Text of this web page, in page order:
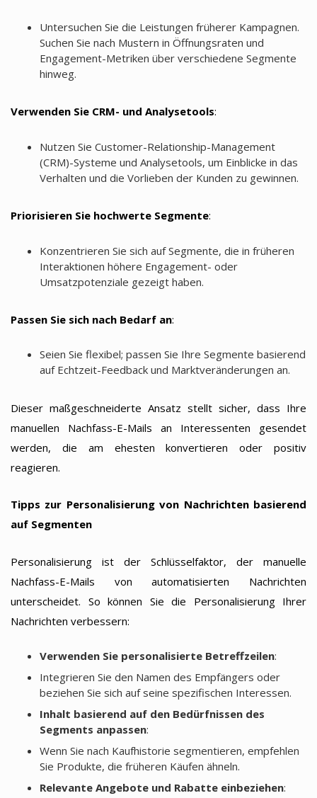
Untersuchen Sie die Leistungen früherer Kampagnen.
Suchen Sie nach Mustern in Öffnungsraten und
Engagement-Metriken über verschiedene Segmente
hinweg.
Verwenden Sie CRM- und Analysetools:
Nutzen Sie Customer-Relationship-Management
(CRM)-Systeme und Analysetools, um Einblicke in das
Verhalten und die Vorlieben der Kunden zu gewinnen.
Priorisieren Sie hochwerte Segmente:
Konzentrieren Sie sich auf Segmente, die in früheren
Interaktionen höhere Engagement- oder
Umsatzpotenziale gezeigt haben.
Passen Sie sich nach Bedarf an:
Seien Sie flexibel; passen Sie Ihre Segmente basierend
auf Echtzeit-Feedback und Marktveränderungen an.
Dieser maßgeschneiderte Ansatz stellt sicher, dass Ihre
manuellen Nachfass-E-Mails an Interessenten gesendet
werden, die am ehesten konvertieren oder positiv
reagieren.
Tipps zur Personalisierung von Nachrichten basierend
auf Segmenten
Personalisierung ist der Schlüsselfaktor, der manuelle
Nachfass-E-Mails von automatisierten Nachrichten
unterscheidet. So können Sie die Personalisierung Ihrer
Nachrichten verbessern:
Verwenden Sie personalisierte Betreffzeilen:
Integrieren Sie den Namen des Empfängers oder
beziehen Sie sich auf seine spezifischen Interessen.
Inhalt basierend auf den Bedürfnissen des
Segments anpassen:
Wenn Sie nach Kaufhistorie segmentieren, empfehlen
Sie Produkte, die früheren Käufen ähneln.
Relevante Angebote und Rabatte einbeziehen: